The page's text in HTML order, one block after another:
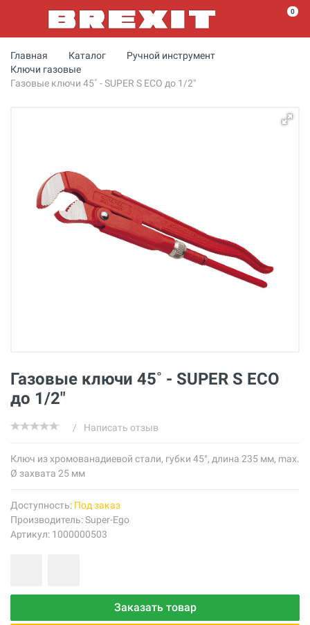
0
Главная Каталог
Ручной инструмент
Ключи газовые
Газовые ключи 45˚ - SUPER S ECO до 1/2"
Газовые ключи 45˚ - SUPER S ECO
до 1/2"
/ Написать отзыв
Ключ из хромованадиевой стали, губки 45°, длина 235 мм, max.
Ø захвата 25 мм
Доступность: Под заказ
Производитель:Super-Ego
Артикул: 1000000503
Заказать товар